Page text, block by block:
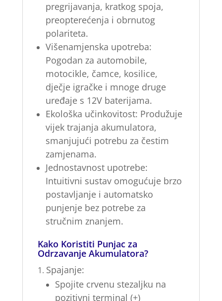
pregrijavanja, kratkog spoja,
preopterećenja i obrnutog
polariteta.
Višenamjenska upotreba:
Pogodan za automobile,
motocikle, čamce, kosilice,
dječje igračke i mnoge druge
uređaje s 12V baterijama.
Ekološka učinkovitost: Produžuje
vijek trajanja akumulatora,
smanjujući potrebu za čestim
zamjenama.
Jednostavnost upotrebe:
Intuitivni sustav omogućuje brzo
postavljanje i automatsko
punjenje bez potrebe za
stručnim znanjem.
Kako Koristiti Punjac za
Odrzavanje Akumulatora?
Spajanje:
Spojite crvenu stezaljku na
pozitivni terminal (+)